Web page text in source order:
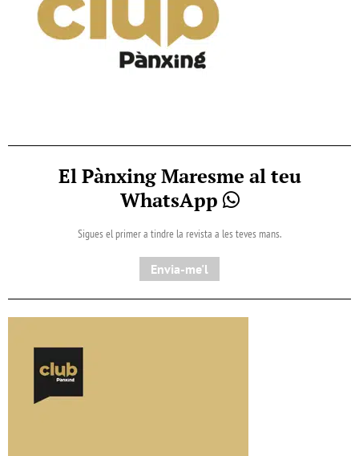
El Pànxing Maresme al teu
WhatsApp
Sigues el primer a tindre la revista a les teves mans.
Envia-me'l